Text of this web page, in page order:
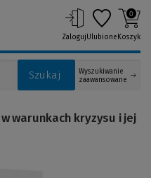
Szukaj
Wyszukiwanie
zaawansowane
ZalogujUlubione
0
Koszyk
warunkach kryzysu i jej